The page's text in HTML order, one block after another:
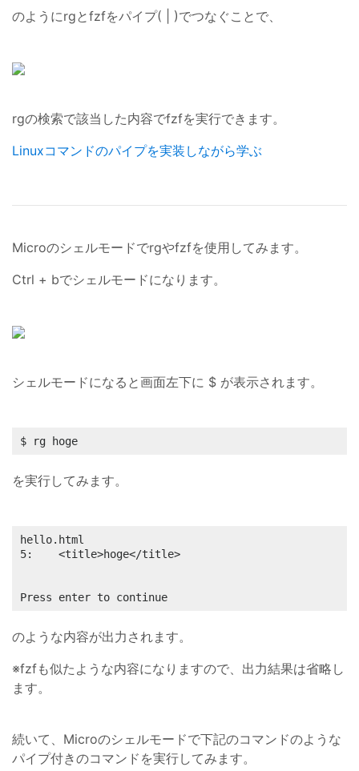
のようにrgとfzfをパイプ( | )でつなぐことで、
rgの検索で該当した内容でfzfを実行できます。
Linuxコマンドのパイプを実装しながら学ぶ
Microのシェルモードでrgやfzfを使用してみます。
Ctrl + bでシェルモードになります。
シェルモードになると画面左下に $ が表示されます。
$ rg hoge
を実行してみます。
hello.html
5:    <title>hoge</title>
Press enter to continue
のような内容が出力されます。
※fzfも似たような内容になりますので、出力結果は省略し
ます。
続いて、Microのシェルモードで下記のコマンドのような
パイプ付きのコマンドを実行してみます。